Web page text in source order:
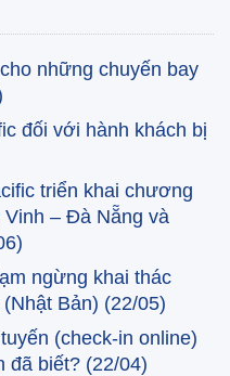
những chuyến bay
đối với hành khách bị
triển khai chương
– Đà Nẵng và
ngừng khai thác
Bản) (22/05)
(check-in online)
đã biết? (22/04)